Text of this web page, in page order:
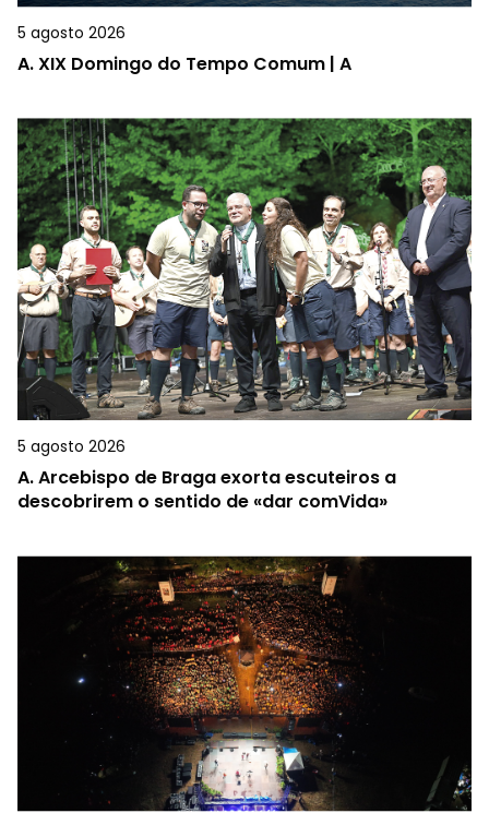
5 agosto 2026
A.XIX Domingo do Tempo Comum | A
5 agosto 2026
A.Arcebispo de Braga exorta escuteiros a
descobrirem o sentido de «dar comVida»